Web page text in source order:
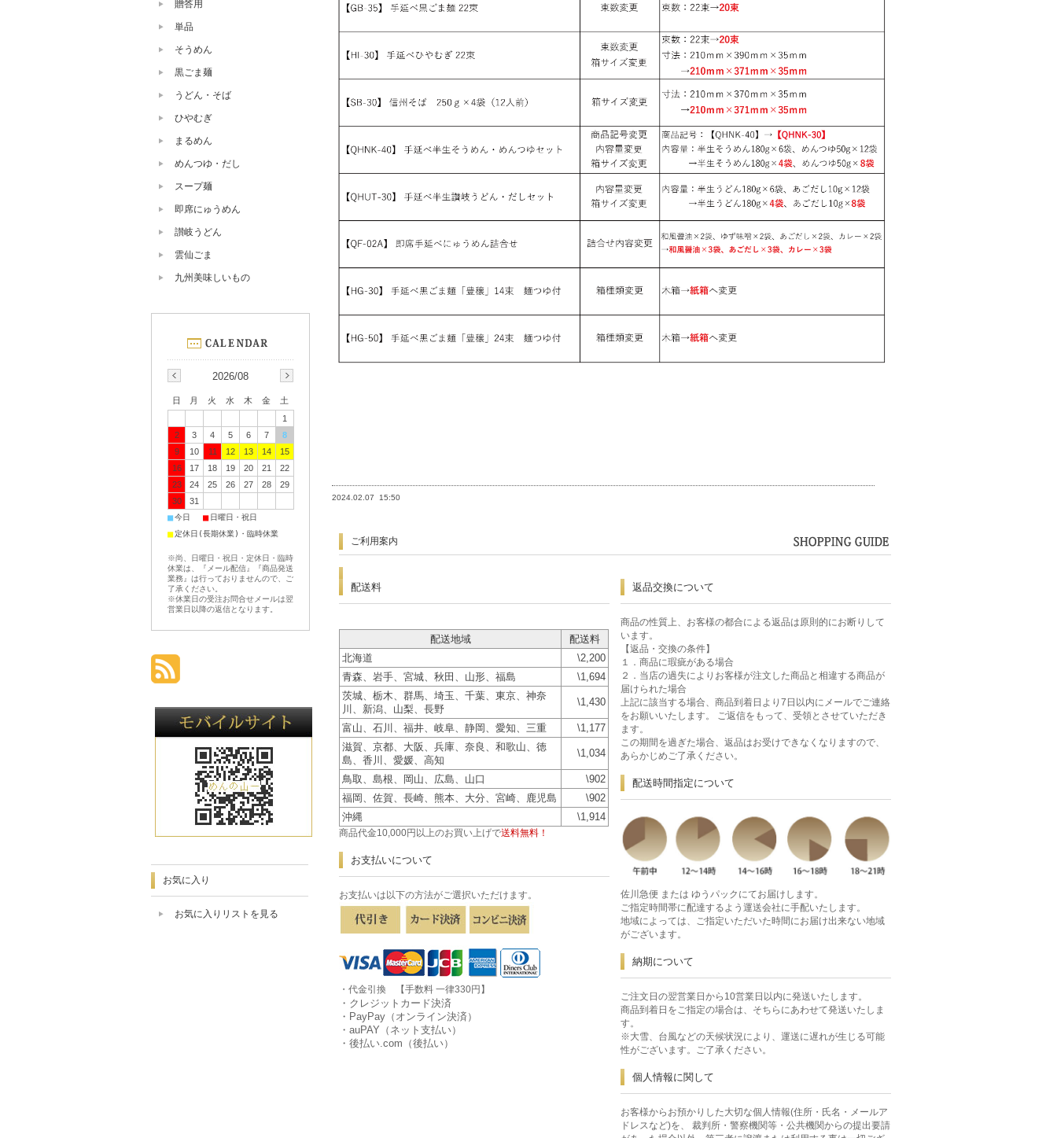
2024.02.07 15:50
ご利用案内
配送料
配送地域
配送料
北海道
\2,200
青森、岩手、宮城、秋田、山形、福島
\1,694
茨城、栃木、群馬、埼玉、千葉、東京、神奈
川、新潟、山梨、長野
\1,430
富山、石川、福井、岐阜、静岡、愛知、三重
\1,177
滋賀、京都、大阪、兵庫、奈良、和歌山、徳
島、香川、愛媛、高知
\1,034
鳥取、島根、岡山、広島、山口
\902
福岡、佐賀、長崎、熊本、大分、宮崎、鹿児島
\902
沖縄
\1,914
商品代金10,000円以上のお買い上げで送料無料！
お支払いについて
お支払いは以下の方法がご選択いただけます。
・代金引換 【手数料 一律330円】
・クレジットカード決済
・ PayPay（オンライン決済）
・ auPAY（ネット支払い）
・後払い.com（後払い）
返品交換について
商品の性質上、お客様の都合による返品は原則的にお断りして
います。
【返品・交換の条件】
１．商品に瑕疵がある場合
２．当店の過失によりお客様が注文した商品と相違する商品が
届けられた場合
上記に該当する場合、商品到着日より7日以内にメールでご連絡
をお願いいたします。 ご返信をもって、受領とさせていただき
ます。
この期間を過ぎた場合、返品はお受けできなくなりますので、
あらかじめご了承ください。
配送時間指定について
佐川急便 または ゆうパックにてお届けします。
ご指定時間帯に配達するよう運送会社に手配いたします。
地域によっては、ご指定いただいた時間にお届け出来ない地域
がございます。
納期について
ご注文日の翌営業日から10営業日以内に発送いたします。
商品到着日をご指定の場合は、そちらにあわせて発送いたしま
す。
※大雪、台風などの天候状況により、運送に遅れが生じる可能
性がございます。ご了承ください。
個人情報に関して
お客様からお預かりした大切な個人情報(住所・氏名・メールア
ドレスなど)を、 裁判所・警察機関等・公共機関からの提出要請
贈答用
単品
そうめん
黒ごま麺
うどん・そば
ひやむぎ
まるめん
めんつゆ・だし
スープ麺
即席にゅうめん
讃岐うどん
雲仙ごま
九州美味しいもの
2026/08
日 月 火 水 木 金
土
1
2
3 4 5 6 7
8
9
10 11 12 13 14
15
16
17 18 19 20 21
22
23
24 25 26 27 28
29
30
31
■今日 ■ 日曜日・祝日
■定休日(長期休業)・臨時休業
※尚、日曜日・祝日・定休日・臨時
休業は、『メール配信』『商品発送
業務』は行っておりませんので、ご
了承ください。
※休業日の受注お問合せメールは翌
営業日以降の返信となります。
お気に入り
お気に入りリストを見る